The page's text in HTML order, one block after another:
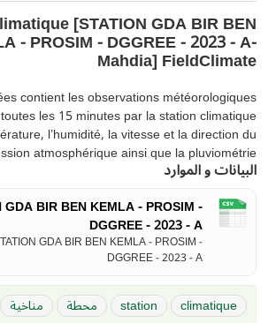
[STATION GDA BIR BEN
- PROSIM - DGGREE - 2023 - A-
Mahdia] FieldClimate
contient les observations météorologiques
toutes les 15 minutes par la station climatique
l’humidité, la vitesse et la direction du
atmosphérique ainsi que la pluviométrie.
البيانات و الموارد
GDA BIR BEN KEMLA - PROSIM -
DGGREE - 2023 - A
GDA BIR BEN KEMLA - PROSIM -
DGGREE - 2023 - A
climatique
station محطة مناخية